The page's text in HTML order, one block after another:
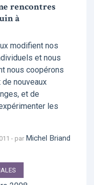
rencontres
à
modifient nos
et nous
nous coopérons
nouveaux
et de
les
- par Michel Briand